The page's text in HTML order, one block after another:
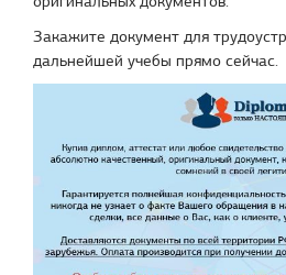
Закажите документ для
дальнейшей учебы прямо сейчас.